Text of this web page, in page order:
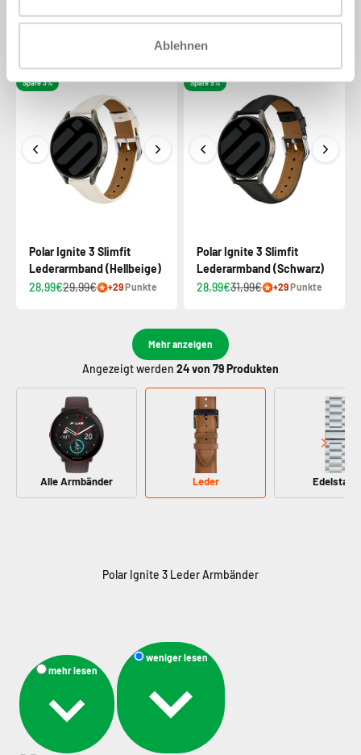
Ablehnen
(Dunkelbraun)
Punkte
(Schwarz)
39,99€
Spare 3%
Polar Ignite 3 Slimfit
Lederarmband (Hellbeige)
28,99€29,99€ +29Punkte
Spare 9%
Polar Ignite 3 Slimfit
Lederarmband (Schwarz)
28,99€31,99€ +29Punkte
Mehr anzeigen
Angezeigt werden 24von 79 Produkten
Alle Armbänder Leder Edelstahl
mehr lesen
weniger lesen